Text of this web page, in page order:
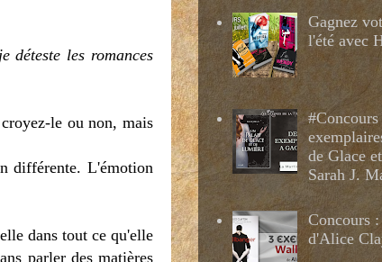
déteste les romances
le ou non, mais
différente. L'émotion
dans tout ce qu'elle
parler des matières
Gagnez
l'été avec
de Glace
Sarah J.
Concours
d'Alice